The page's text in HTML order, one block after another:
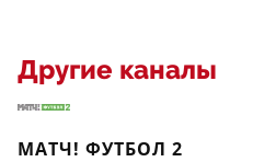
Другие каналы
МАТЧ! ФУТБОЛ 2